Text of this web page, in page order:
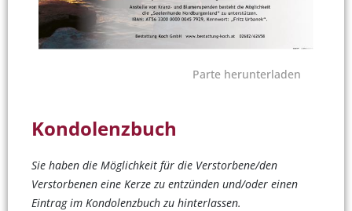
Parte herunterladen
Kondolenzbuch
Sie haben die Möglichkeit für die Verstorbene/den
Verstorbenen eine Kerze zu entzünden und/oder einen
Eintrag im Kondolenzbuch zu hinterlassen.